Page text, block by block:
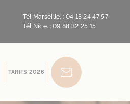
Tél Marseille. : 04 13 24 47 57
Tél Nice. : 09 88 32 25 15
TARIFS 2026